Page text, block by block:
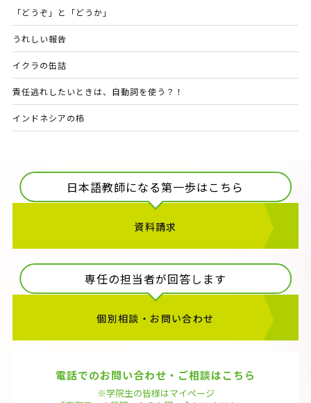
「どうぞ」と「どうか」
うれしい報告
イクラの缶詰
責任逃れしたいときは、自動詞を使う？！
インドネシアの柿
日本語教師になる第一歩はこちら
資料請求
専任の担当者が回答します
個別相談・お問い合わせ
電話でのお問い合わせ・ご相談はこちら
※学院生の皆様はマイページ